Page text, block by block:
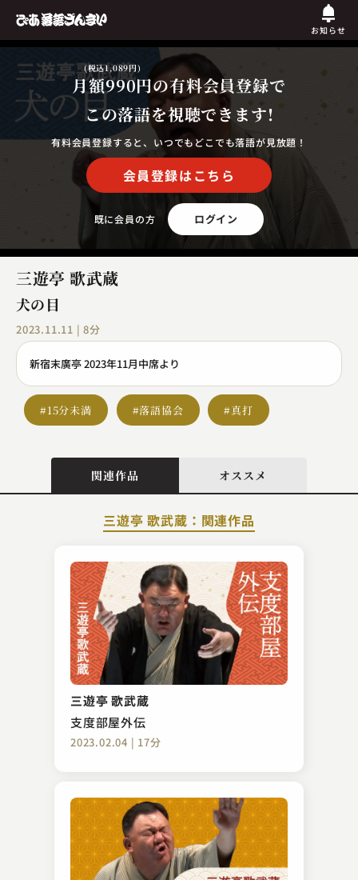
お知らせ
月額990円
(税込1,089円)
の有料会員登録で
この落語を視聴できます!
有料会員登録すると、いつでもどこでも落語が見放題！
会員登録はこちら
既に会員の方 ログイン
三遊亭 歌武蔵
犬の目
2023.11.11 | 8分
新宿末廣亭 2023年11月中席より
#15分未満 #落語協会 #真打
関連作品 オススメ
三遊亭 歌武蔵：関連作品
三遊亭 歌武蔵
支度部屋外伝
2023.02.04 | 17分
春風亭 笑好
雑俳
2023.12.18 | 13分